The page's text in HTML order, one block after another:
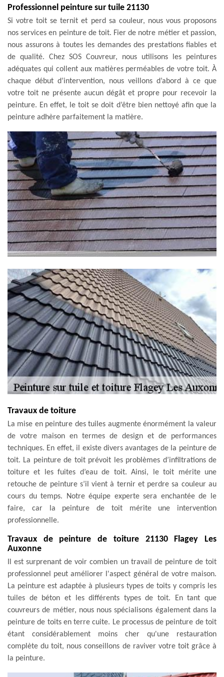
Professionnel peinture sur tuile 21130
Si votre toit se ternit et perd sa couleur, nous vous proposons
nos services en peinture de toit. Fier de notre métier et passion,
nous assurons à toutes les demandes des prestations fiables et
de qualité. Chez SOS Couvreur, nous utilisons les peintures
adéquates qui collent aux matières perméables de votre toit. À
chaque début d’intervention, nous veillons d’abord à ce que
votre toit ne présente aucun dégât et propre pour recevoir la
peinture. En effet, le toit se doit d’être bien nettoyé afin que la
peinture adhère parfaitement la matière.
Travaux de toiture
La mise en peinture des tuiles augmente énormément la valeur
de votre maison en termes de design et de performances
techniques. En effet, il existe divers avantages de la peinture de
toit. La peinture de toit prévoit les problèmes d’infiltrations de
toiture et les fuites d’eau de toit. Ainsi, le toit mérite une
retouche de peinture s’il vient à ternir et perdre sa couleur au
cours du temps. Notre équipe experte sera enchantée de le
faire, car la peinture de toit mérite une intervention
professionnelle.
Travaux de peinture de toiture 21130 Flagey Les
Auxonne
Il est surprenant de voir combien un travail de peinture de toit
professionnel peut améliorer l'aspect général de votre maison.
La peinture est adaptée à plusieurs types de toits y compris les
tuiles de béton et les différents types de toit. En tant que
couvreurs de métier, nous nous spécialisons également dans la
peinture de toits en terre cuite. Le processus de peinture de toit
étant considérablement moins cher qu'une restauration
complète du toit, nous conseillons de raviver votre toit grâce à
la peinture.